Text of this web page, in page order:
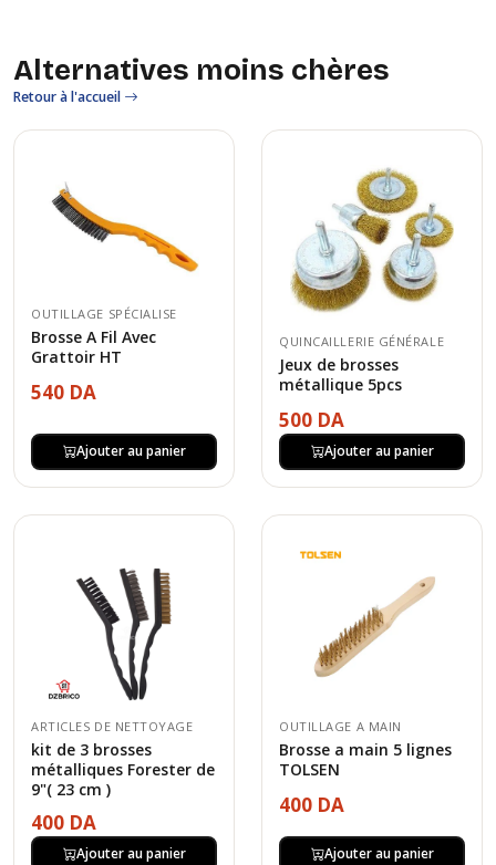
Alternatives moins chères
Retour à l'accueil
OUTILLAGE SPÉCIALISE
Brosse A Fil Avec
Grattoir HT
540 DA
Ajouter au panier
QUINCAILLERIE GÉNÉRALE
Jeux de brosses
métallique 5pcs
500 DA
Ajouter au panier
ARTICLES DE NETTOYAGE
kit de 3 brosses
métalliques Forester de
9"( 23 cm )
400 DA
Ajouter au panier
OUTILLAGE A MAIN
Brosse a main 5 lignes
TOLSEN
400 DA
Ajouter au panier